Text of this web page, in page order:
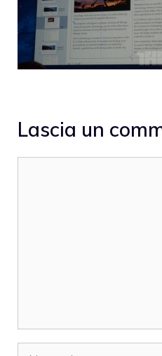
Lascia un